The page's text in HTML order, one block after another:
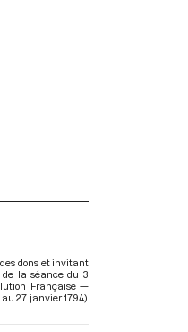
dons et invitant
de la séance du 3
Française —
27 janvier 1794)